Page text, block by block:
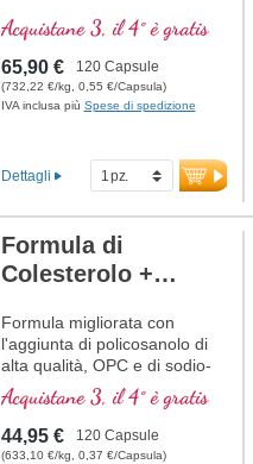
Acquistane 3, il 4° è gratis
65,90 € 120 Capsule
(732,22 €/kg, 0,55 €/Capsula)
IVA inclusa più Spese di spedizione
Dettagli
Formula di
Colesterolo +
Formula migliorata con
l'aggiunta di policosanolo di
alta qualità, OPC e di sodio-
R-acido alfa lipoico naturale
Acquistane 3, il 4° è gratis
44,95 € 120 Capsule
(633,10 €/kg, 0,37 €/Capsula)